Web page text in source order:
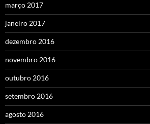
março 2017
janeiro 2017
dezembro 2016
novembro 2016
outubro 2016
setembro 2016
agosto 2016